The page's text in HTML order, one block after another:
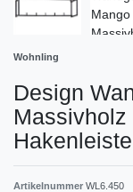
Wohnling
Design
Hakenleiste
Artikelnummer WL6.450